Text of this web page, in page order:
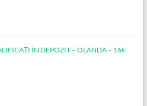
ÎN DEPOZIT – OLANDA – 16€